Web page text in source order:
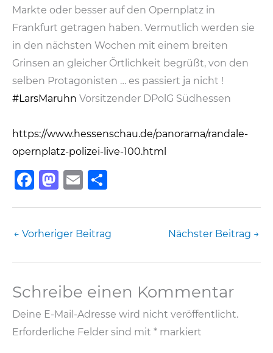
Markte oder besser auf den Opernplatz in
Frankfurt getragen haben. Vermutlich werden sie
in den nächsten Wochen mit einem breiten
Grinsen an gleicher Örtlichkeit begrüßt, von den
selben Protagonisten … es passiert ja nicht !
#LarsMaruhn Vorsitzender DPolG Südhessen
https://www.hessenschau.de/panorama/randale-
opernplatz-polizei-live-100.html
F
e
o
k
M
o
n
E
l
n
← Vorheriger Beitrag Nächster Beitrag →
Schreibe einen Kommentar
Deine E-Mail-Adresse wird nicht veröffentlicht.
Erforderliche Felder sind mit * markiert